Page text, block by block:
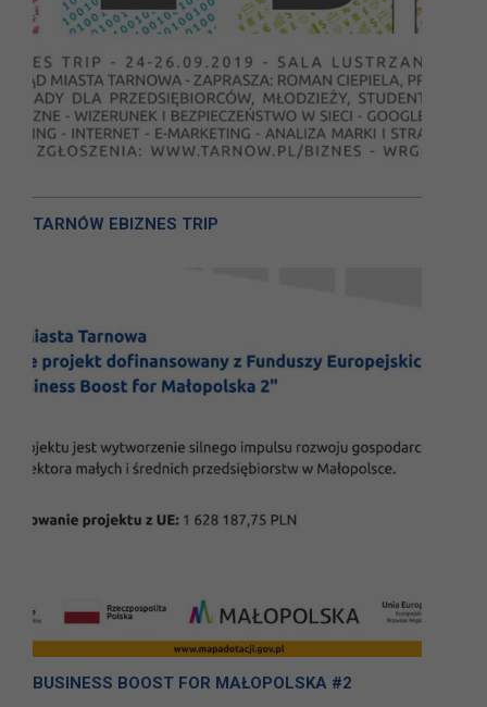
TARNÓW EBIZNES TRIP
BUSINESS BOOST FOR MAŁOPOLSKA #2